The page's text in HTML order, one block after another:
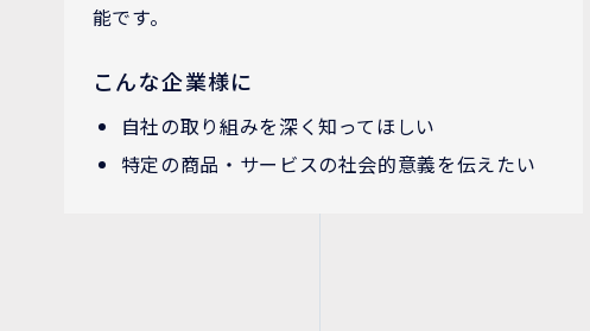
能です。
こんな企業様に
自社の取り組みを深く知ってほしい
特定の商品・サービスの社会的意義を伝えたい